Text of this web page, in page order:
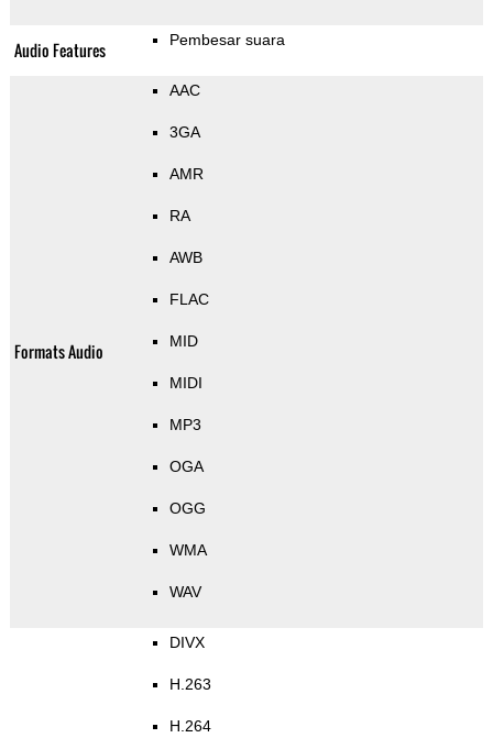
Audio Features Pembesar suara
Formats Audio
AAC
3GA
AMR
RA
AWB
FLAC
MID
MIDI
MP3
OGA
OGG
WMA
WAV
DIVX
H.263
H.264